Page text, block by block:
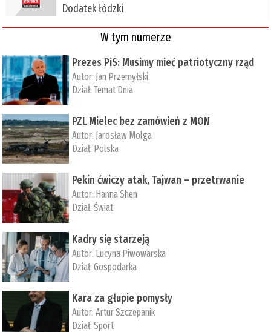
Dodatek łódzki
W tym numerze
Prezes PiS: Musimy mieć patriotyczny rząd
Autor: Jan Przemyłski
Dział:Temat Dnia
PZL Mielec bez zamówień z MON
Autor: Jarosław Molga
Dział: Polska
Pekin ćwiczy atak, Tajwan – przetrwanie
Autor: ­Hanna Shen
Dział:Świat
Kadry się starzeją
Autor: Lucyna Piwowarska
Dział:Gospodarka
Kara za głupie pomysły
Autor:Artur Szczepanik
Dział:Sport